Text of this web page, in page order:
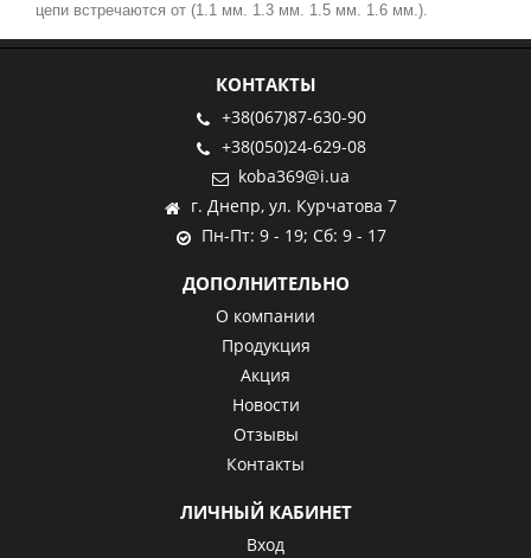
цепи встречаются от (1.1 мм. 1.3 мм. 1.5 мм. 1.6 мм.).
КОНТАКТЫ
+38(067)87-630-90
+38(050)24-629-08
koba369@i.ua
г. Днепр, ул. Курчатова 7
Пн-Пт: 9 - 19; Сб: 9 - 17
ДОПОЛНИТЕЛЬНО
О компании
Продукция
Акция
Новости
Отзывы
Контакты
ЛИЧНЫЙ КАБИНЕТ
Вход